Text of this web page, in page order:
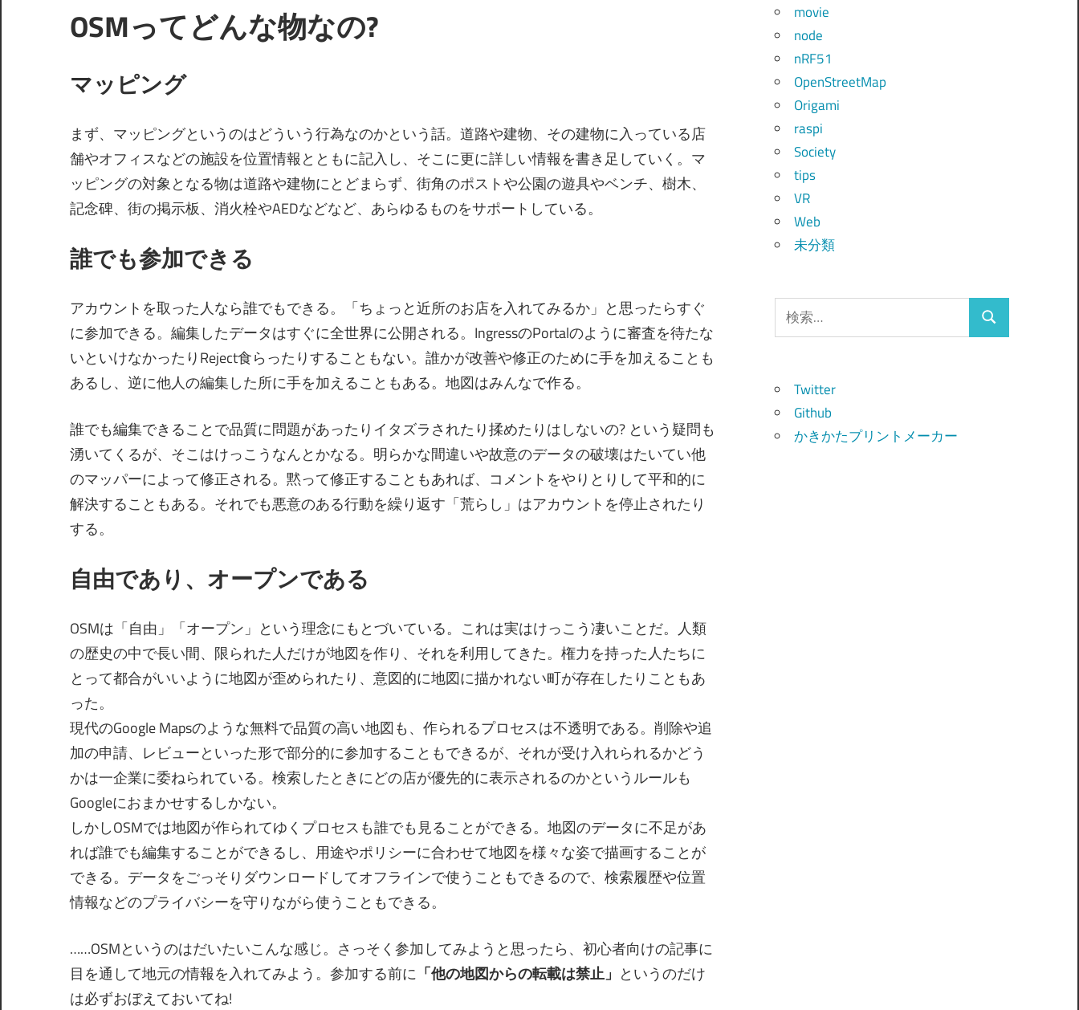
OSMってどんな物なの?
マッピング
まず、マッピングというのはどういう行為なのかという話。道路や建物、その建物に入っている店
舗やオフィスなどの施設を位置情報とともに記入し、そこに更に詳しい情報を書き足していく。マ
ッピングの対象となる物は道路や建物にとどまらず、街角のポストや公園の遊具やベンチ、樹木、
記念碑、街の掲示板、消火栓やAEDなどなど、あらゆるものをサポートしている。
誰でも参加できる
アカウントを取った人なら誰でもできる。「ちょっと近所のお店を入れてみるか」と思ったらすぐ
に参加できる。編集したデータはすぐに全世界に公開される。IngressのPortalのように審査を待たな
いといけなかったりReject食らったりすることもない。誰かが改善や修正のために手を加えることも
あるし、逆に他人の編集した所に手を加えることもある。地図はみんなで作る。
誰でも編集できることで品質に問題があったりイタズラされたり揉めたりはしないの? という疑問も
湧いてくるが、そこはけっこうなんとかなる。明らかな間違いや故意のデータの破壊はたいてい他
のマッパーによって修正される。黙って修正することもあれば、コメントをやりとりして平和的に
解決することもある。それでも悪意のある行動を繰り返す「荒らし」はアカウントを停止されたり
する。
自由であり、オープンである
OSMは「自由」「オープン」という理念にもとづいている。これは実はけっこう凄いことだ。人類
の歴史の中で長い間、限られた人だけが地図を作り、それを利用してきた。権力を持った人たちに
とって都合がいいように地図が歪められたり、意図的に地図に描かれない町が存在したりこともあ
った。
現代のGoogle Mapsのような無料で品質の高い地図も、作られるプロセスは不透明である。削除や追
加の申請、レビューといった形で部分的に参加することもできるが、それが受け入れられるかどう
かは一企業に委ねられている。検索したときにどの店が優先的に表示されるのかというルールも
Googleにおまかせするしかない。
しかしOSMでは地図が作られてゆくプロセスも誰でも見ることができる。地図のデータに不足があ
れば誰でも編集することができるし、用途やポリシーに合わせて地図を様々な姿で描画することが
できる。データをごっそりダウンロードしてオフラインで使うこともできるので、検索履歴や位置
情報などのプライバシーを守りながら使うこともできる。
……OSMというのはだいたいこんな感じ。さっそく参加してみようと思ったら、初心者向けの記事に
目を通して地元の情報を入れてみよう。参加する前に 「他の地図からの転載は禁止」 というのだけ
は必ずおぼえておいてね!
movie
node
nRF51
OpenStreetMap
Origami
raspi
Society
tips
VR
Web
未分類
索:
検
Twitter
Github
かきかたプリントメーカー